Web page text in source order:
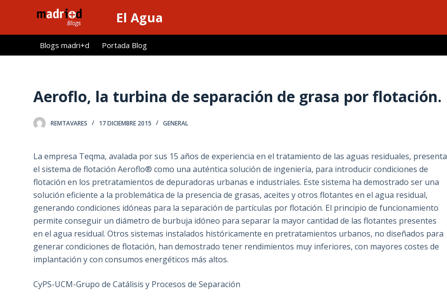
l
El Agua
Blogs madri+d Portada Blog
Aeroflo, la turbina de separación de grasa por flotación.
REMTAVARES 17 DICIEMBRE 2015 GENERAL
La empresa Teqma, avalada por sus 15 años de experiencia en el tratamiento de las aguas residuales, presenta
el sistema de flotación Aeroflo® como una auténtica solución de ingeniería, para introducir condiciones de
flotación en los pretratamientos de depuradoras urbanas e industriales. Este sistema ha demostrado ser una
solución eficiente a la problemática de la presencia de grasas, aceites y otros flotantes en el agua residual,
generando condiciones idóneas para la separación de partículas por flotación. El principio de funcionamiento
permite conseguir un diámetro de burbuja idóneo para separar la mayor cantidad de las flotantes presentes
en el agua residual. Otros sistemas instalados históricamente en pretratamientos urbanos, no diseñados para
generar condiciones de flotación, han demostrado tener rendimientos muy inferiores, con mayores costes de
implantación y con consumos energéticos más altos.
CyPS-UCM-Grupo de Catálisis y Procesos de Separación